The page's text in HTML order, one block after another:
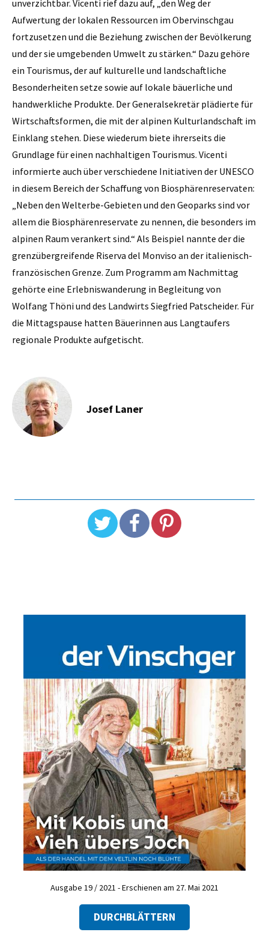
unverzichtbar. Vicenti rief dazu auf, „den Weg der
Aufwertung der lokalen Ressourcen im Obervinschgau
fortzusetzen und die Beziehung zwischen der Bevölkerung
und der sie umgebenden Umwelt zu stärken.“ Dazu gehöre
ein Tourismus, der auf kulturelle und landschaftliche
Besonderheiten setze sowie auf lokale bäuerliche und
handwerkliche Produkte. Der Generalsekretär plädierte für
Wirtschaftsformen, die mit der alpinen Kulturlandschaft im
Einklang stehen. Diese wiederum biete ihrerseits die
Grundlage für einen nachhaltigen Tourismus. Vicenti
informierte auch über verschiedene Initiativen der UNESCO
in diesem Bereich der Schaffung von Biosphärenreservaten:
„Neben den Welterbe-Gebieten und den Geoparks sind vor
allem die Biosphärenreservate zu nennen, die besonders im
alpinen Raum verankert sind.“ Als Beispiel nannte der die
grenzübergreifende Riserva del Monviso an der italienisch-
französischen Grenze. Zum Programm am Nachmittag
gehörte eine Erlebniswanderung in Begleitung von
Wolfang Thöni und des Landwirts Siegfried Patscheider. Für
die Mittagspause hatten Bäuerinnen aus Langtaufers
regionale Produkte aufgetischt.
Josef Laner
Ausgabe 19 / 2021 - Erschienen am 27. Mai 2021
DURCHBLÄTTERN